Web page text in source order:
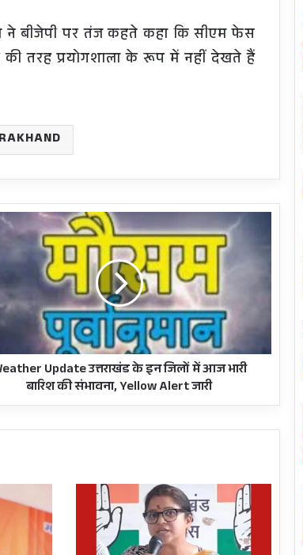
ने बीजेपी पर तंज कहते कहा कि सीएम फेस
तरह प्रयोगशाला के रूप में नहीं देखते हैं
Update उत्तराखंड के इन जिलों में आज भारी
बारिश की संभावना, Yellow Alert जारी